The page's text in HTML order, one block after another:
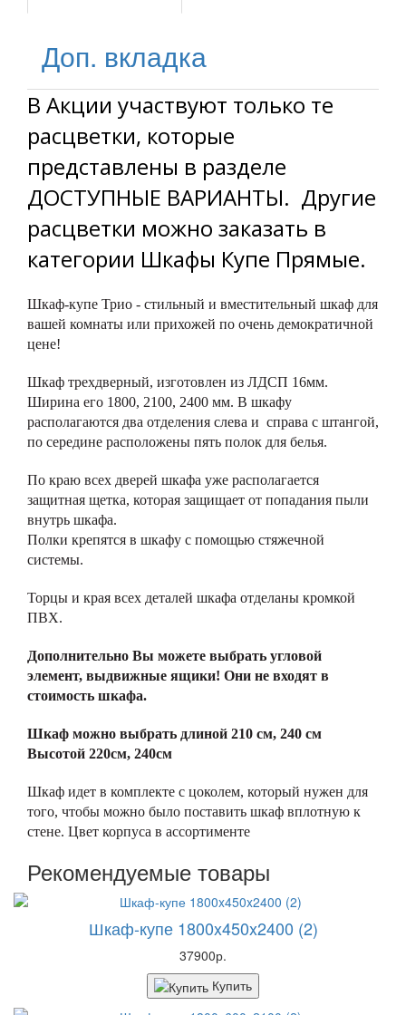
Доп. вкладка
В Акции участвуют только те
расцветки, которые
представлены в разделе
ДОСТУПНЫЕ ВАРИАНТЫ. Другие
расцветки можно заказать в
категории Шкафы Купе Прямые.
Шкаф-купе Трио - стильный и вместительный шкаф для
вашей комнаты или прихожей по очень демократичной
цене!
Шкаф трехдверный, изготовлен из ЛДСП 16мм.
Ширина его 1800, 2100, 2400 мм. В шкафу
располагаются два отделения слева и справа с штангой,
по середине расположены пять полок для белья.
По краю всех дверей шкафа уже располагается
защитная щетка, которая защищает от попадания пыли
внутрь шкафа.
Полки крепятся в шкафу с помощью стяжечной
системы.
Торцы и края всех деталей шкафа отделаны кромкой
ПВХ.
Дополнительно Вы можете выбрать угловой
элемент, выдвижные ящики! Они не входят в
стоимость шкафа.
Шкаф можно выбрать длиной 210 см, 240 см
Высотой 220см, 240см
Шкаф идет в комплекте с цоколем, который нужен для
того, чтобы можно было поставить шкаф вплотную к
стене. Цвет корпуса в ассортименте
Рекомендуемые товары
Шкаф-купе 1800x450x2400 (2)
37900р.
Купить